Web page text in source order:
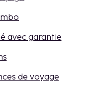
avec garantie
de voyage